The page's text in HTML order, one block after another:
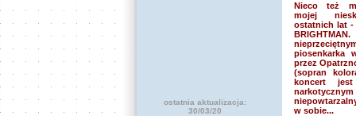
ostatnia aktualizacja:
30/03/20
Nieco też
mojej
ostatnich lat -
piosenkarka
przez
(sopran
koncert
w sobie...